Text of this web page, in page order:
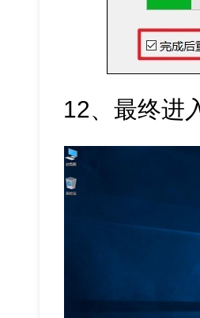
12、最终进